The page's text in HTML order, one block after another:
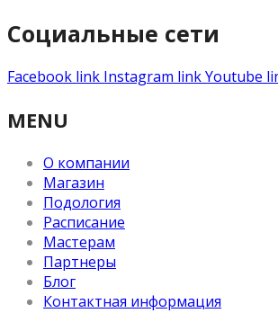
Социальные сети
Facebook link Instagram linkYoutube
MENU
О компании
Магазин
Подология
Расписание
Мастерам
Партнеры
Блог
Контактная информация